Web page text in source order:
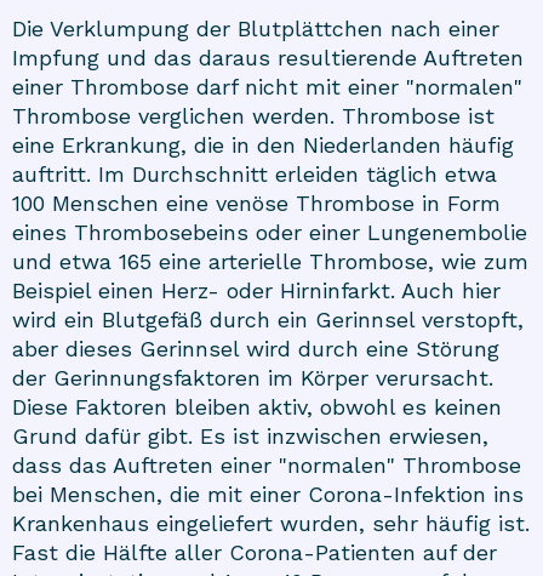
Die Verklumpung der Blutplättchen nach einer
Impfung und das daraus resultierende Auftreten
einer Thrombose darf nicht mit einer "normalen"
Thrombose verglichen werden. Thrombose ist
eine Erkrankung, die in den Niederlanden häufig
auftritt. Im Durchschnitt erleiden täglich etwa
100 Menschen eine venöse Thrombose in Form
eines Thrombosebeins oder einer Lungenembolie
und etwa 165 eine arterielle Thrombose, wie zum
Beispiel einen Herz- oder Hirninfarkt. Auch hier
wird ein Blutgefäß durch ein Gerinnsel verstopft,
aber dieses Gerinnsel wird durch eine Störung
der Gerinnungsfaktoren im Körper verursacht.
Diese Faktoren bleiben aktiv, obwohl es keinen
Grund dafür gibt. Es ist inzwischen erwiesen,
dass das Auftreten einer "normalen" Thrombose
bei Menschen, die mit einer Corona-Infektion ins
Krankenhaus eingeliefert wurden, sehr häufig ist.
Fast die Hälfte aller Corona-Patienten auf der